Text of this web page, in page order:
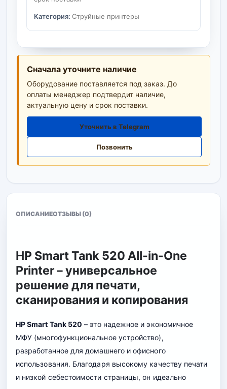
Категория: Струйные принтеры
Сначала уточните наличие
Оборудование поставляется под заказ. До
оплаты менеджер подтвердит наличие,
актуальную цену и срок поставки.
Уточнить в Telegram
Позвонить
ОПИСАНИЕОТЗЫВЫ (0)
HP Smart Tank 520 All-in-One
Printer – универсальное
решение для печати,
сканирования и копирования
HP Smart Tank 520 – это надежное и экономичное
МФУ (многофункциональное устройство),
разработанное для домашнего и офисного
использования. Благодаря высокому качеству печати
и низкой себестоимости страницы, он идеально